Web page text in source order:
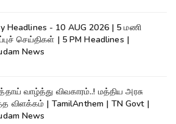
Headlines - 10 AUG 2026 | 5 மணி
செய்திகள் | 5 PM Headlines |
News
வாழ்த்து விவகாரம்..! மத்திய அரசு
விளக்கம் | TamilAnthem | TN Govt |
News